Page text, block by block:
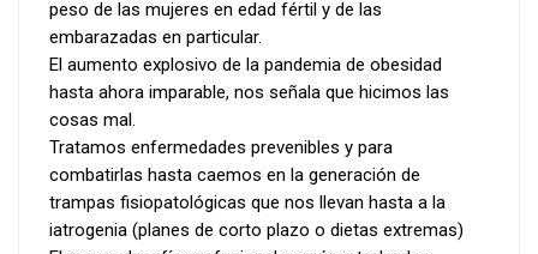
peso de las mujeres en edad fértil y de las
embarazadas en particular.
El aumento explosivo de la pandemia de obesidad
hasta ahora imparable, nos señala que hicimos las
cosas mal.
Tratamos enfermedades prevenibles y para
combatirlas hasta caemos en la generación de
trampas fisiopatológicas que nos llevan hasta a la
iatrogenia (planes de corto plazo o dietas extremas)